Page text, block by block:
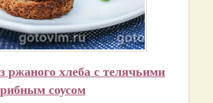
ржаного хлеба с телячьими
соусом